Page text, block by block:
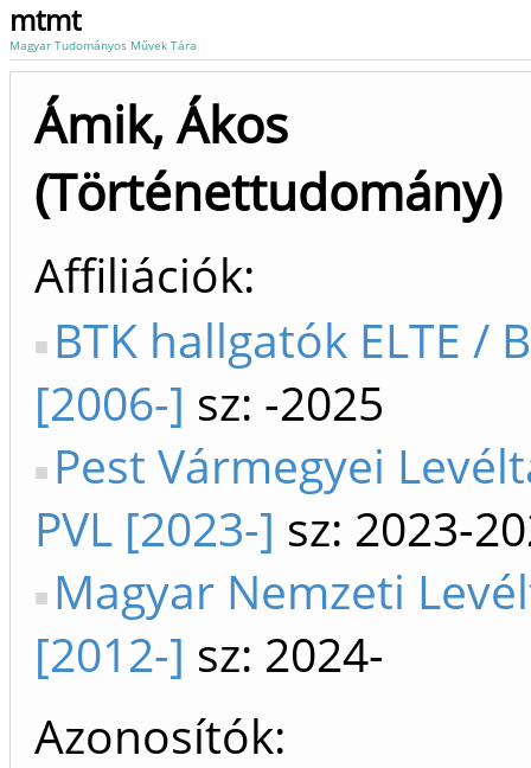
mtmt
Magyar Tudományos Művek Tára
Ámik, Ákos
(Történettudomány)
Affiliációk
BTK hallgatók ELTE /
[2006-] sz: -2025
Pest Vármegyei
PVL [2023-] sz: 2023-
Magyar Nemzeti
[2012-] sz: 2024-
Azonosítók